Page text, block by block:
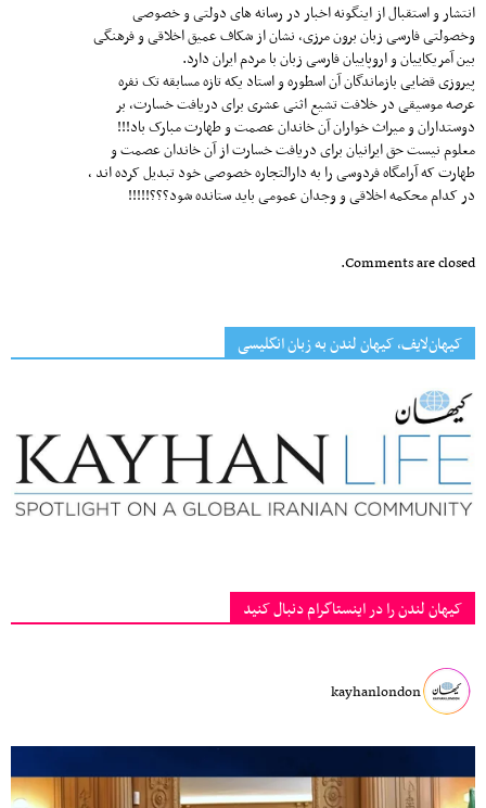
انتشار و استقبال از اینگونه اخبار در رسانه های دولتی و خصوصی
وخصولتی فارسی زبان برون مرزی، نشان از شکاف عمیق اخلاقی و فرهنگی
بین آمریکاییان و اروپاییان فارسی زبان با مردم ایران دارد.
پیروزی قضایی بازماندگان آن اسطوره و استاد یکه تازه مسابقه تک نفره
عرصه موسیقی در خلافت تشیع اثنی عشری برای دریافت خسارت، بر
دوستداران و میراث خواران آن خاندان عصمت و طهارت مبارک باد!!!
معلوم نیست حق ایرانیان برای دریافت خسارت از آن خاندان عصمت و
طهارت که آرامگاه فردوسی را به دارالتجاره خصوصی خود تبدیل کرده اند ،
در کدام محکمه اخلاقی و وجدان عمومی باید ستانده شود؟؟؟!!!!!
Comments are closed.
کیهان‌لایف، کیهان لندن به زبان انگلیسی
کیهان لندن را در اینستاگرام دنبال کنید
kayhanlondon